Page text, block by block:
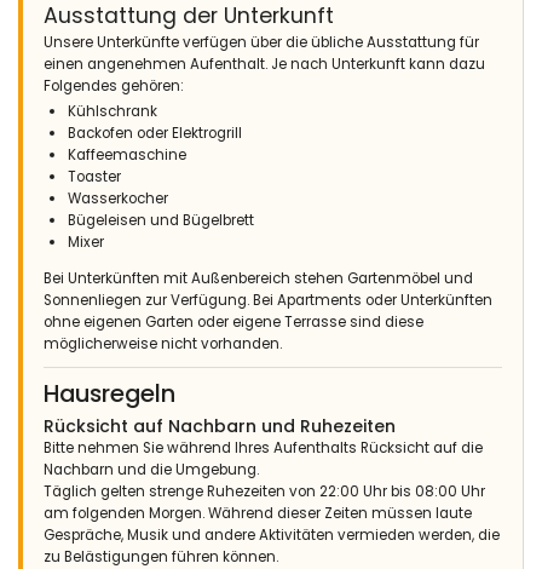
Ausstattung der Unterkunft
Unsere Unterkünfte verfügen über die übliche Ausstattung für
einen angenehmen Aufenthalt. Je nach Unterkunft kann dazu
Folgendes gehören:
Kühlschrank
Backofen oder Elektrogrill
Kaffeemaschine
Toaster
Wasserkocher
Bügeleisen und Bügelbrett
Mixer
Bei Unterkünften mit Außenbereich stehen Gartenmöbel und
Sonnenliegen zur Verfügung. Bei Apartments oder Unterkünften
ohne eigenen Garten oder eigene Terrasse sind diese
möglicherweise nicht vorhanden.
Hausregeln
Rücksicht auf Nachbarn und Ruhezeiten
Bitte nehmen Sie während Ihres Aufenthalts Rücksicht auf die
Nachbarn und die Umgebung.
Täglich gelten strenge Ruhezeiten von 22:00 Uhr bis 08:00 Uhr
am folgenden Morgen. Während dieser Zeiten müssen laute
Gespräche, Musik und andere Aktivitäten vermieden werden, die
zu Belästigungen führen können.